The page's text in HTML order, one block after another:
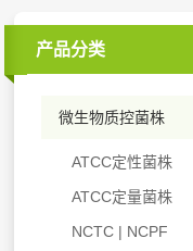
产品分类
微生物质控菌株
ATCC定性菌株
ATCC定量菌株
NCTC | NCPF